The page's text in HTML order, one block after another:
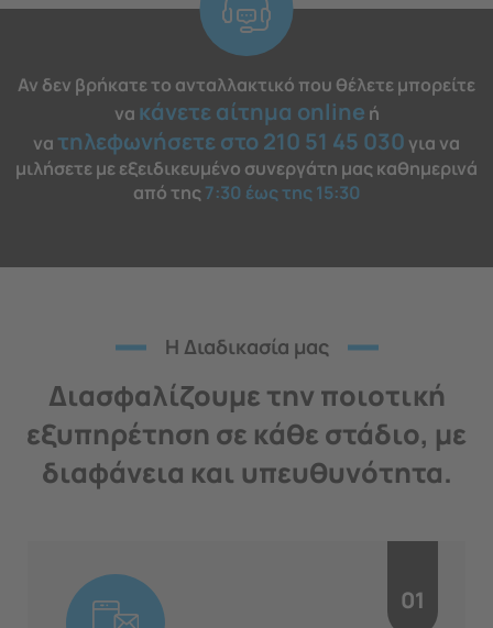
Αν δεν βρήκατε το ανταλλακτικό που θέλετε μπορείτε
να κάνετε αίτημα online ή
νατηλεφωνήσετε στο 210 51 45 030 για να
μιλήσετε με εξειδικευμένο συνεργάτη μας καθημερινά
από της7:30 έως της 15:30
H Διαδικασία μας
Διασφαλίζουμε την ποιοτική
εξυπηρέτηση σε κάθε στάδιο, με
διαφάνεια και υπευθυνότητα.
01